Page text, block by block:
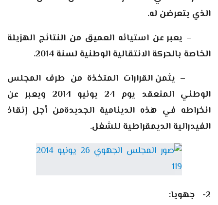
الذي يتعرضن له.
– يعبر عن استيائه العميق من النتائج الهزيلة
الخاصة بالحركة الانتقالية الوطنية لسنة 2014.
– يثمن القرارات المتخذة من طرف المجلس
الوطني المنعقد يوم 24 يونيو 2014 ويعبر عن
انخراطه في هذه الدينامية الجديدةمن أجل إنقاذ
الفيدرالية الديمقراطية للشغل.
2- جهويا: